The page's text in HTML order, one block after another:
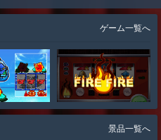
ゲーム一覧へ
景品一覧へ